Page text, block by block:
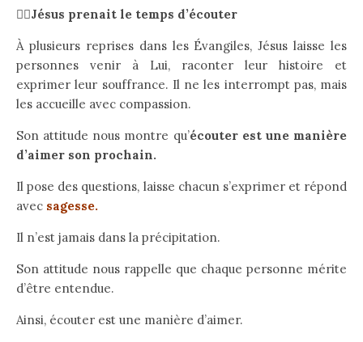
👉🏻Jésus prenait le temps d’écouter
À plusieurs reprises dans les Évangiles, Jésus laisse les
personnes venir à Lui, raconter leur histoire et
exprimer leur souffrance. Il ne les interrompt pas, mais
les accueille avec compassion.
Son attitude nous montre qu’écouter est une manière
d’aimer son prochain.
Il pose des questions, laisse chacun s’exprimer et répond
avec sagesse.
Il n’est jamais dans la précipitation.
Son attitude nous rappelle que chaque personne mérite
d’être entendue.
Ainsi, écouter est une manière d’aimer.